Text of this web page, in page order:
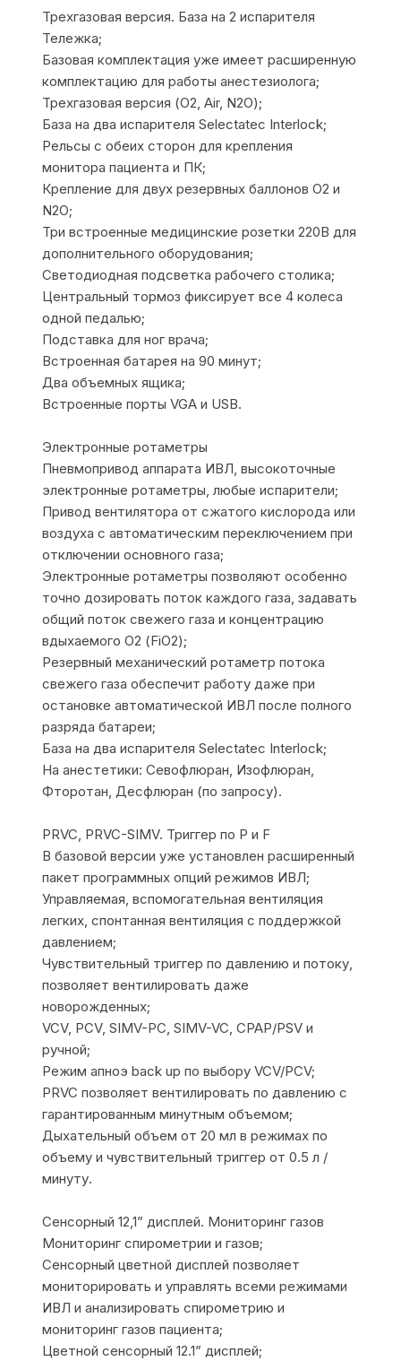
Трехгазовая версия. База на 2 испарителя
Тележка;
Базовая комплектация уже имеет расширенную
комплектацию для работы анестезиолога;
Трехгазовая версия (О2, Air, N2O);
База на два испарителя Selectatec Interlock;
Рельсы с обеих сторон для крепления
монитора пациента и ПК;
Крепление для двух резервных баллонов О2 и
N2O;
Три встроенные медицинские розетки 220В для
дополнительного оборудования;
Светодиодная подсветка рабочего столика;
Центральный тормоз фиксирует все 4 колеса
одной педалью;
Подставка для ног врача;
Встроенная батарея на 90 минут;
Два объемных ящика;
Встроенные порты VGA и USB.
Электронные ротаметры
Пневмопривод аппарата ИВЛ, высокоточные
электронные ротаметры, любые испарители;
Привод вентилятора от сжатого кислорода или
воздуха с автоматическим переключением при
отключении основного газа;
Электронные ротаметры позволяют особенно
точно дозировать поток каждого газа, задавать
общий поток свежего газа и концентрацию
вдыхаемого О2 (FiO2);
Резервный механический ротаметр потока
свежего газа обеспечит работу даже при
остановке автоматической ИВЛ после полного
разряда батареи;
База на два испарителя Selectatec Interlock;
На анестетики: Севофлюран, Изофлюран,
Фторотан, Десфлюран (по запросу).
PRVC, PRVC-SIMV. Триггер по Р и F
В базовой версии уже установлен расширенный
пакет программных опций режимов ИВЛ;
Управляемая, вспомогательная вентиляция
легких, спонтанная вентиляция с поддержкой
давлением;
Чувствительный триггер по давлению и потоку,
позволяет вентилировать даже
новорожденных;
VCV, PCV, SIMV-PC, SIMV-VC, CPAP/PSV и
ручной;
Режим апноэ back up по выбору VCV/PCV;
PRVC позволяет вентилировать по давлению с
гарантированным минутным объемом;
Дыхательный объем от 20 мл в режимах по
объему и чувствительный триггер от 0.5 л /
минуту.
Сенсорный 12,1” дисплей. Мониторинг газов
Мониторинг спирометрии и газов;
Сенсорный цветной дисплей позволяет
мониторировать и управлять всеми режимами
ИВЛ и анализировать спирометрию и
мониторинг газов пациента;
Цветной сенсорный 12.1” дисплей;